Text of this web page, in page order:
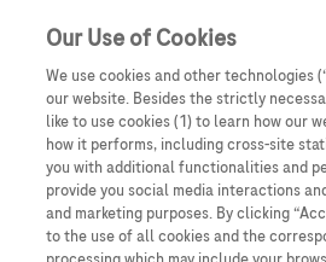
Our Use of Cookies
We use cookies and other technologies
our website. Besides the strictly
like to use cookies (1) to learn how our
how it performs, including cross-site
you with additional functionalities and
provide you social media interactions
and marketing purposes. By clicking
to the use of all cookies and the